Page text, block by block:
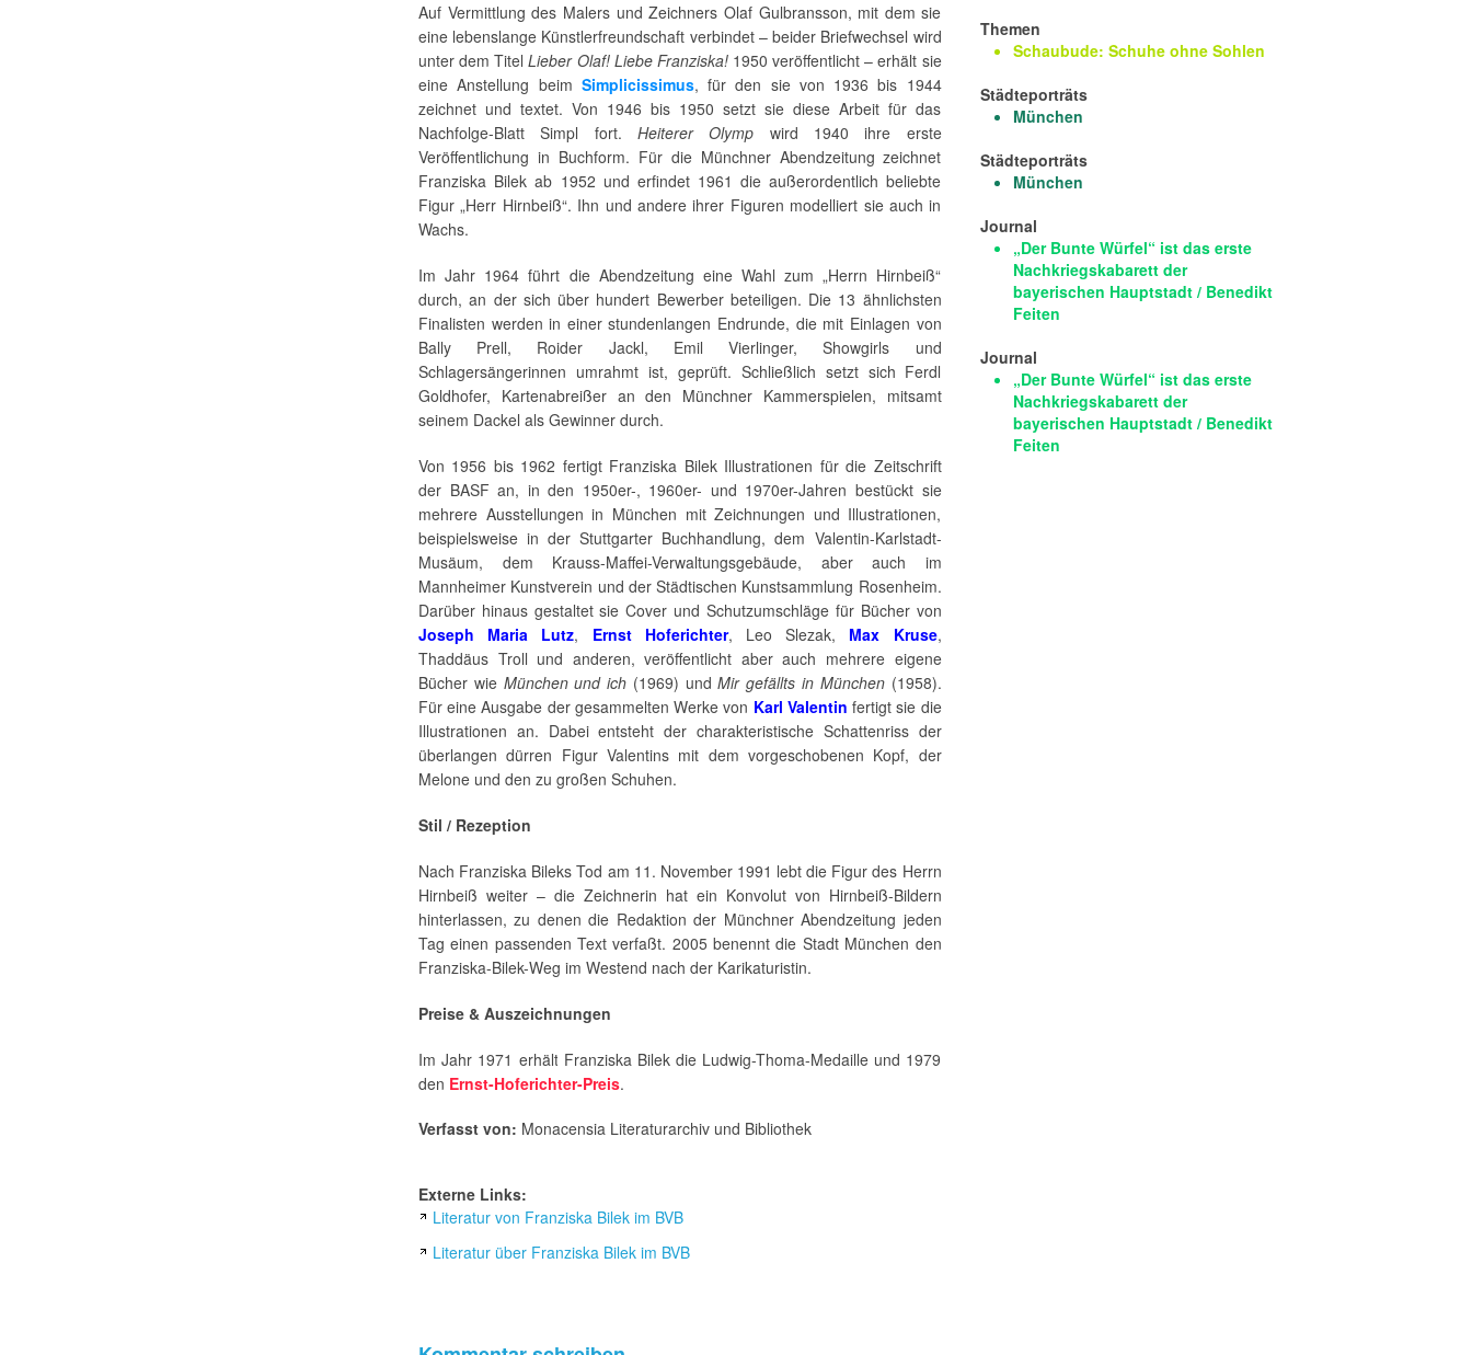
Auf Vermittlung des Malers und Zeichners Olaf Gulbransson, mit dem sie
eine lebenslange Künstlerfreundschaft verbindet – beider Briefwechsel wird
unter dem TitelLieber Olaf! Liebe Franziska!1950 veröffentlicht – erhält sie
eine Anstellung beim Simplicissimus, für den sie von 1936 bis 1944
zeichnet und textet. Von 1946 bis 1950 setzt sie diese Arbeit für das
Nachfolge-Blatt Simpl fort. Heiterer Olymp wird 1940 ihre erste
Veröffentlichung in Buchform. Für die Münchner Abendzeitung zeichnet
Franziska Bilek ab 1952 und erfindet 1961 die außerordentlich beliebte
Figur „Herr Hirnbeiß“. Ihn und andere ihrer Figuren modelliert sie auch in
Wachs.
Im Jahr 1964 führt die Abendzeitung eine Wahl zum „Herrn Hirnbeiß“
durch, an der sich über hundert Bewerber beteiligen. Die 13 ähnlichsten
Finalisten werden in einer stundenlangen Endrunde, die mit Einlagen von
Bally Prell, Roider Jackl, Emil Vierlinger, Showgirls und
Schlagersängerinnen umrahmt ist, geprüft. Schließlich setzt sich Ferdl
Goldhofer, Kartenabreißer an den Münchner Kammerspielen, mitsamt
seinem Dackel als Gewinner durch.
Von 1956 bis 1962 fertigt Franziska Bilek Illustrationen für die Zeitschrift
der BASF an, in den 1950er-, 1960er- und 1970er-Jahren bestückt sie
mehrere Ausstellungen in München mit Zeichnungen und Illustrationen,
beispielsweise in der Stuttgarter Buchhandlung, dem Valentin-Karlstadt-
Musäum, dem Krauss-Maffei-Verwaltungsgebäude, aber auch im
Mannheimer Kunstverein und der Städtischen Kunstsammlung Rosenheim.
Darüber hinaus gestaltet sie Cover und Schutzumschläge für Bücher von
Joseph Maria Lutz, Ernst Hoferichter, Leo Slezak, Max Kruse,
Thaddäus Troll und anderen, veröffentlicht aber auch mehrere eigene
Bücher wie München und ich (1969) undMir gefällts in München(1958).
Für eine Ausgabe der gesammelten Werke von Karl Valentin fertigt sie die
Illustrationen an. Dabei entsteht der charakteristische Schattenriss der
überlangen dürren Figur Valentins mit dem vorgeschobenen Kopf, der
Melone und den zu großen Schuhen.
Stil / Rezeption
Nach Franziska Bileks Tod am 11. November 1991 lebt die Figur des Herrn
Hirnbeiß weiter – die Zeichnerin hat ein Konvolut von Hirnbeiß-Bildern
hinterlassen, zu denen die Redaktion der Münchner Abendzeitung jeden
Tag einen passenden Text verfaßt. 2005 benennt die Stadt München den
Franziska-Bilek-Weg im Westend nach der Karikaturistin.
Preise & Auszeichnungen
Im Jahr 1971 erhält Franziska Bilek die Ludwig-Thoma-Medaille und 1979
den Ernst-Hoferichter-Preis.
Verfasst von: Monacensia Literaturarchiv und Bibliothek
Externe Links:
Literatur von Franziska Bilek im BVB
Literatur über Franziska Bilek im BVB
Themen
Schaubude: Schuhe ohne Sohlen
Städteporträts
München
Städteporträts
München
Journal
„Der Bunte Würfel“ ist das erste
Nachkriegskabarett der
bayerischen Hauptstadt / Benedikt
Feiten
Journal
„Der Bunte Würfel“ ist das erste
Nachkriegskabarett der
bayerischen Hauptstadt / Benedikt
Feiten